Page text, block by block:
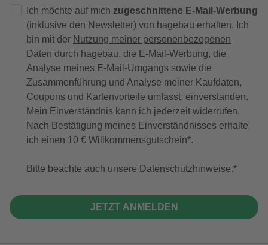
Ich möchte auf mich zugeschnittene E-Mail-Werbung
(inklusive den Newsletter) von hagebau erhalten. Ich
bin mit der Nutzung meiner personenbezogenen
Daten durch hagebau, die E-Mail-Werbung, die
Analyse meines E-Mail-Umgangs sowie die
Zusammenführung und Analyse meiner Kaufdaten,
Coupons und Kartenvorteile umfasst, einverstanden.
Mein Einverständnis kann ich jederzeit widerrufen.
Nach Bestätigung meines Einverständnisses erhalte
ich einen 10 € Willkommensgutschein*.
Bitte beachte auch unsere Datenschutzhinweise.
JETZT ANMELDEN